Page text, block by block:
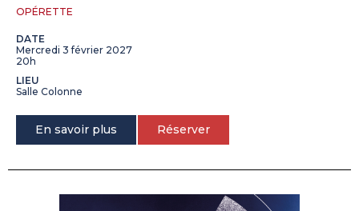
OPÉRETTE
DATE
Mercredi 3 février 2027
20h
LIEU
Salle Colonne
En savoir plus Réserver